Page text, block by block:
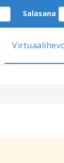
Salasana